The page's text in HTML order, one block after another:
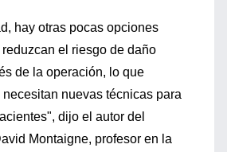
hay otras pocas opciones
el riesgo de daño
de la operación, lo que
nuevas técnicas para
dijo el autor del
Montaigne, profesor en la